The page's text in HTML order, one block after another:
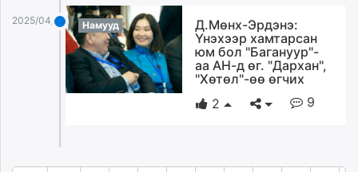
2025/04/08 Намууд
Д.Мөнх-Эрдэнэ:
Үнэхээр хамтарсан
юм бол "Багануур"-
аа АН-д өг. "Дархан",
"Хөтөл"-өө өгчих
2
9